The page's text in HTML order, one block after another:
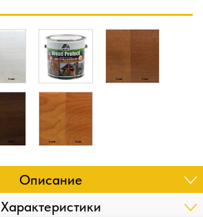
Описание
Характеристики